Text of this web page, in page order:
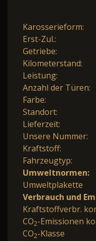
Karosserieform:
Erst-Zul.:
Getriebe:
Kilometerstand:
Leistung:
Anzahl der Türen:
Farbe:
Standort:
Lieferzeit:
Unsere Nummer:
Kraftstoff:
Fahrzeugtyp:
Umweltnormen:
Umweltplakette
Verbrauch und
Kraftstoffverbr.
CO2-Emissionen
CO2-Klasse